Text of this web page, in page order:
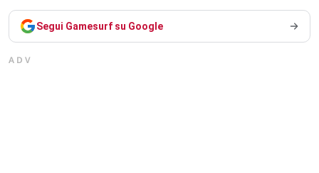
Segui Gamesurf su Google
ADV